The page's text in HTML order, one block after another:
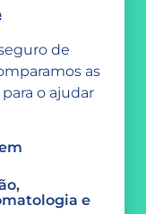
de
as
o ajudar
e